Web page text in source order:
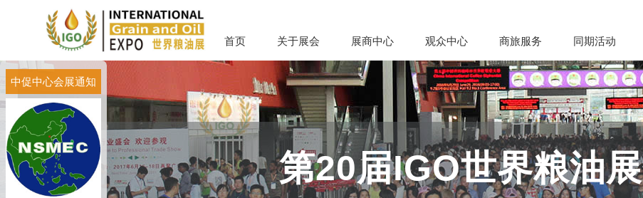
首页 关于展会 展商中心 观众中心 商旅服务 同期活动
第20届IGO世界粮油
中促中心会展通知